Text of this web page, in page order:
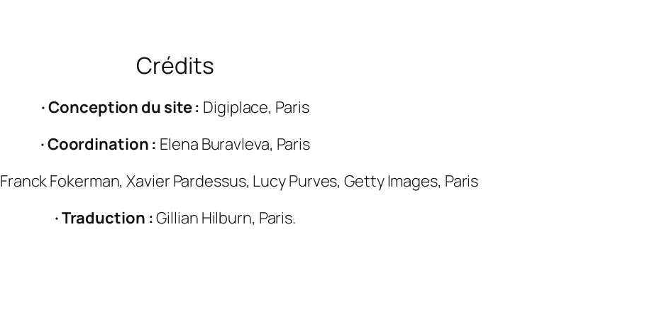
Crédits
· Conception du site : Digiplace, Paris
· Coordination : Elena Buravleva, Paris
Franck Fokerman, Xavier Pardessus, Lucy Purves, Getty Images, Paris
· Traduction :Gillian Hilburn, Paris.